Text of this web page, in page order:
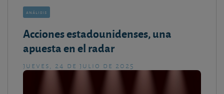
análisis
Acciones estadounidenses, una
apuesta en el radar
jueves, 24 de julio de 2025